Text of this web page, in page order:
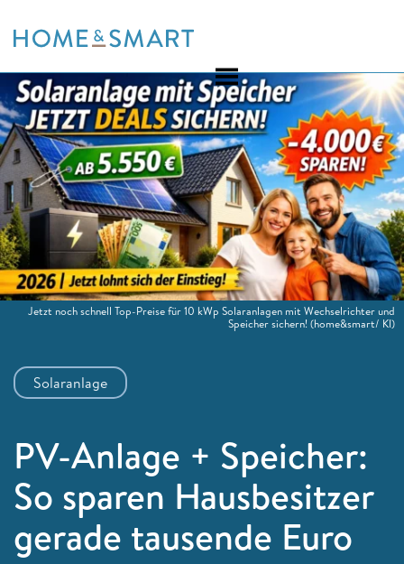
to
Solaranlage
PV-Anlage + Speicher:
So sparen Hausbesitzer
gerade tausende Euro
Jetzt noch schnell Top-Preise für 10 kWp Solaranlagen mit Wechselrichter und
Speicher sichern!(home&smart/ KI)